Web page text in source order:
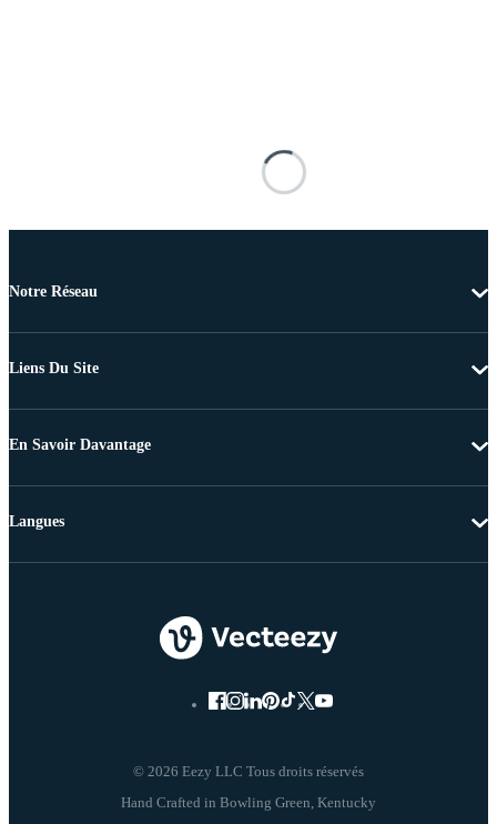
Notre Réseau
Liens Du Site
En Savoir Davantage
© 2026 Eezy LLC Tous droits réservés
Langues